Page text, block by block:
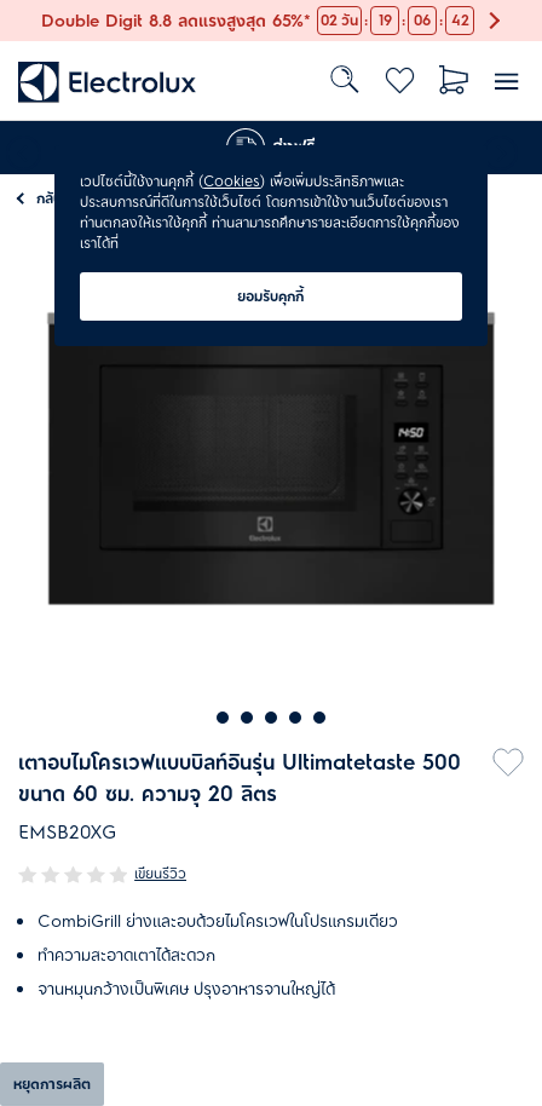
Double Digit 8.8 ลดแรงสูงสุด 65%* 02วัน : 19 : 06 : 41
ส่งฟรี
กลับ เตาอบไมโครเวฟ ไมโครเวฟ
เตาอบไมโครเวฟแบบบิลท์อินรุ่น Ultimatetaste 500
ขนาด 60 ซม. ความจุ 20 ลิตร
EMSB20XG
เขียนรีวิว
CombiGrill ย่างและอบด้วยไมโครเวฟในโปรแกรมเดียว
ทำความสะอาดเตาได้สะดวก
จานหมุนกว้างเป็นพิเศษ ปรุงอาหารจานใหญ่ได้
หยุดการผลิต
เวปไซต์นี้ใช้งานคุกกี้ (Cookies) เพื่อเพิ่มประสิทธิภาพและ
ประสบการณ์ที่ดีในการใช้เว็บไซต์ โดยการเข้าใช้งานเว็บไซต์ของเรา
ท่านตกลงให้เราใช้คุกกี้ ท่านสามารถศึกษารายละเอียดการใช้คุกกี้ของ
เราได้ที่
ยอมรับคุกกี้